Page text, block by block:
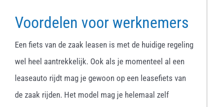
Voordelen voor werknemers
Een fiets van de zaak leasen is met de huidige regeling
wel heel aantrekkelijk. Ook als je momenteel al een
leaseauto rijdt mag je gewoon op een leasefiets van
de zaak rijden. Het model mag je helemaal zelf